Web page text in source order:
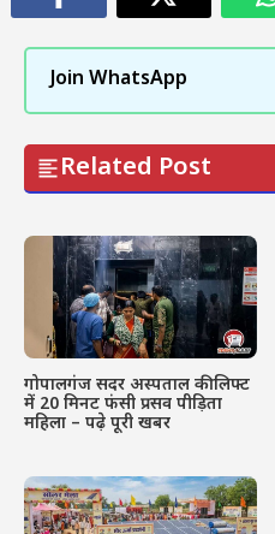
Join WhatsApp
Related Post
गोपालगंज सदर अस्पताल की लिफ्ट
में 20 मिनट फंसी प्रसव पीड़िता
महिला – पढ़े पूरी खबर